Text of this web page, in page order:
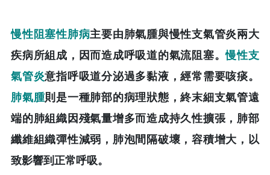
慢性阻塞性肺病主要由肺氣腫與慢性支氣管炎兩大
疾病所組成，因而造成呼吸道的氣流阻塞。慢性支
氣管炎意指呼吸道分泌過多黏液，經常需要咳痰。
肺氣腫則是一種肺部的病理狀態，終末細支氣管遠
端的肺組織因殘氣量增多而造成持久性擴張，肺部
纖維組織彈性減弱，肺泡間隔破壞，容積增大，以
致影響到正常呼吸。